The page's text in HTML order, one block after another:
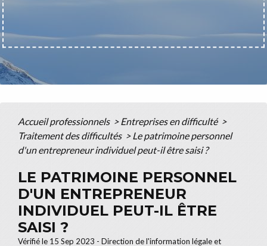
Accueil professionnels > Entreprises en difficulté >
Traitement des difficultés > Le patrimoine personnel
d'un entrepreneur individuel peut-il être saisi ?
LE PATRIMOINE PERSONNEL
D'UN ENTREPRENEUR
INDIVIDUEL PEUT-IL ÊTRE
SAISI ?
Vérifié le 15 Sep 2023 - Direction de l'information légale et